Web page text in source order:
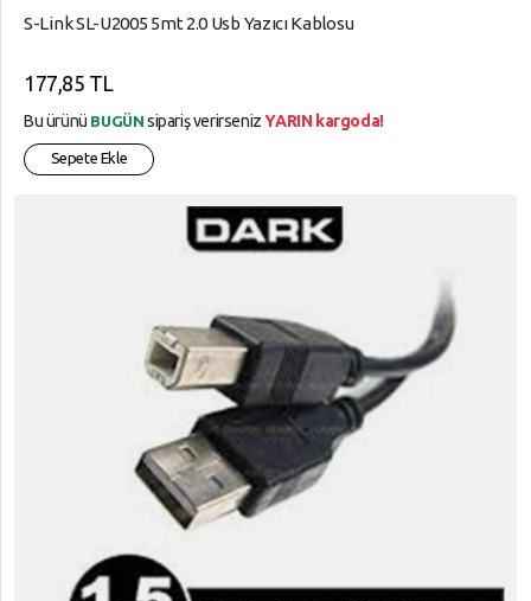
S-Link SL-U2005 5mt 2.0 Usb Yazıcı Kablosu
177,85 TL
Bu ürünü BUGÜN sipariş verirsenizYARIN kargoda!
Sepete Ekle